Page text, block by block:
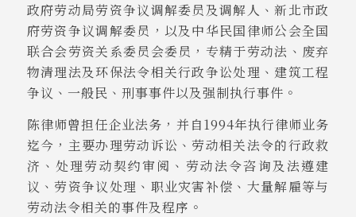
政府劳动局劳资争议调解委员及调解人、新北市政
府劳资争议调解委员，以及中华民国律师公会全国
联合会劳资关系委员会委员，专精于劳动法、废弃
物清理法及环保法令相关行政争讼处理、建筑工程
争议、一般民、刑事事件以及强制执行事件。
陈律师曾担任企业法务，并自1994年执行律师业务
迄今，主要办理劳动诉讼、劳动相关法令的行政救
济、处理劳动契约审阅、劳动法令咨询及法遵建
议、劳资争议处理、职业灾害补偿、大量解雇等与
劳动法令相关的事件及程序。